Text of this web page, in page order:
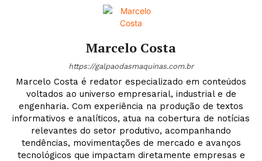
Marcelo Costa
https://galpaodasmaquinas.com.br
Marcelo Costa é redator especializado em conteúdos
voltados ao universo empresarial, industrial e de
engenharia. Com experiência na produção de textos
informativos e analíticos, atua na cobertura de notícias
relevantes do setor produtivo, acompanhando
tendências, movimentações de mercado e avanços
tecnológicos que impactam diretamente empresas e